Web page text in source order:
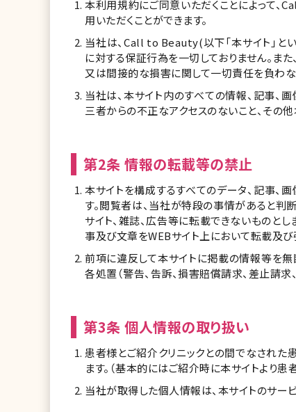
本利用規約にご同意いただくことによって
用いただくことができます。
当社は、Call to Beauty(以下「本サイト」
に対する保証行為を一切しておりません。ま
又は間接的な損害に関して一切責任を負わな
当社は、本サイト内のすべての情報、記事、
三者からの不正なアクセスのないこと、その
第2条 情報の転載等の禁止
本サイトを構成するすべてのデータ、記事
す。閲覧者は、当社が特段の事情があると判
サイト、雑誌、広告等に転載できないものと
事及び文章をWEBサイト上において転載及び
前項に違反して本サイトに掲載の情報等を
各処置（警告、告訴、損害賠償請求、差止請
第3条 個人情報の取り扱い
患者様とご紹介クリニックとの間でなされ
ます。（基本的にはご紹介時に本サイトより
当社が取得した個人情報は、本サイトのサー